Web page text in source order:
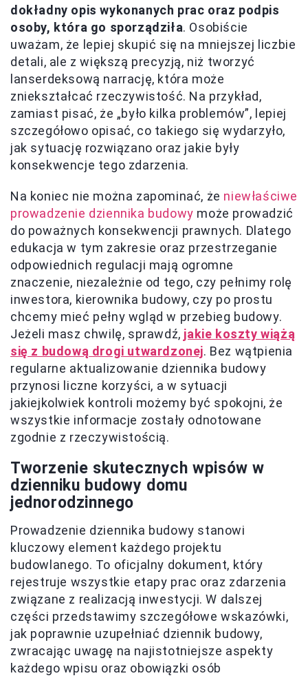
dokładny opis wykonanych prac oraz podpis
osoby, która go sporządziła. Osobiście
uważam, że lepiej skupić się na mniejszej liczbie
detali, ale z większą precyzją, niż tworzyć
lanserdeksową narrację, która może
zniekształcać rzeczywistość. Na przykład,
zamiast pisać, że „było kilka problemów”, lepiej
szczegółowo opisać, co takiego się wydarzyło,
jak sytuację rozwiązano oraz jakie były
konsekwencje tego zdarzenia.
Na koniec nie można zapominać, że niewłaściwe
prowadzenie dziennika budowy może prowadzić
do poważnych konsekwencji prawnych. Dlatego
edukacja w tym zakresie oraz przestrzeganie
odpowiednich regulacji mają ogromne
znaczenie, niezależnie od tego, czy pełnimy rolę
inwestora, kierownika budowy, czy po prostu
chcemy mieć pełny wgląd w przebieg budowy.
Jeżeli masz chwilę, sprawdź, jakie koszty wiążą
się z budową drogi utwardzonej. Bez wątpienia
regularne aktualizowanie dziennika budowy
przynosi liczne korzyści, a w sytuacji
jakiejkolwiek kontroli możemy być spokojni, że
wszystkie informacje zostały odnotowane
zgodnie z rzeczywistością.
Tworzenie skutecznych wpisów w
dzienniku budowy domu
jednorodzinnego
Prowadzenie dziennika budowy stanowi
kluczowy element każdego projektu
budowlanego. To oficjalny dokument, który
rejestruje wszystkie etapy prac oraz zdarzenia
związane z realizacją inwestycji. W dalszej
części przedstawimy szczegółowe wskazówki,
jak poprawnie uzupełniać dziennik budowy,
zwracając uwagę na najistotniejsze aspekty
każdego wpisu oraz obowiązki osób